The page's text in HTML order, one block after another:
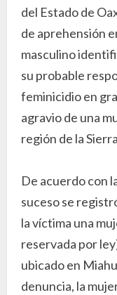
del Estado de
de aprehensión
masculino
su probable
feminicidio en
agravio de una
región de la
De acuerdo con
suceso se
la víctima una
reservada por
ubicado en
denuncia, la